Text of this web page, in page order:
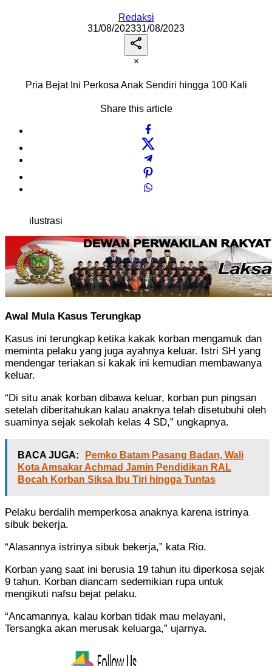
Redaksi
31/08/202331/08/2023
×
Pria Bejat Ini Perkosa Anak Sendiri hingga 100 Kali
Share this article
ilustrasi
Awal Mula Kasus Terungkap
Kasus ini terungkap ketika kakak korban mengamuk dan
meminta pelaku yang juga ayahnya keluar. Istri SH yang
mendengar teriakan si kakak ini kemudian membawanya
keluar.
“Di situ anak korban dibawa keluar, korban pun pingsan
setelah diberitahukan kalau anaknya telah disetubuhi oleh
suaminya sejak sekolah kelas 4 SD,” ungkapnya.
BACA JUGA:
Pemko Batam Pasang Badan, Wali
Kota Amsakar Achmad Jamin Pendidikan RAL
Bocah Korban Siksa Ibu Tiri hingga Tuntas
Pelaku berdalih memperkosa anaknya karena istrinya
sibuk bekerja.
“Alasannya istrinya sibuk bekerja,” kata Rio.
Korban yang saat ini berusia 19 tahun itu diperkosa sejak
9 tahun. Korban diancam sedemikian rupa untuk
mengikuti nafsu bejat pelaku.
“Ancamannya, kalau korban tidak mau melayani,
Tersangka akan merusak keluarga,” ujarnya.